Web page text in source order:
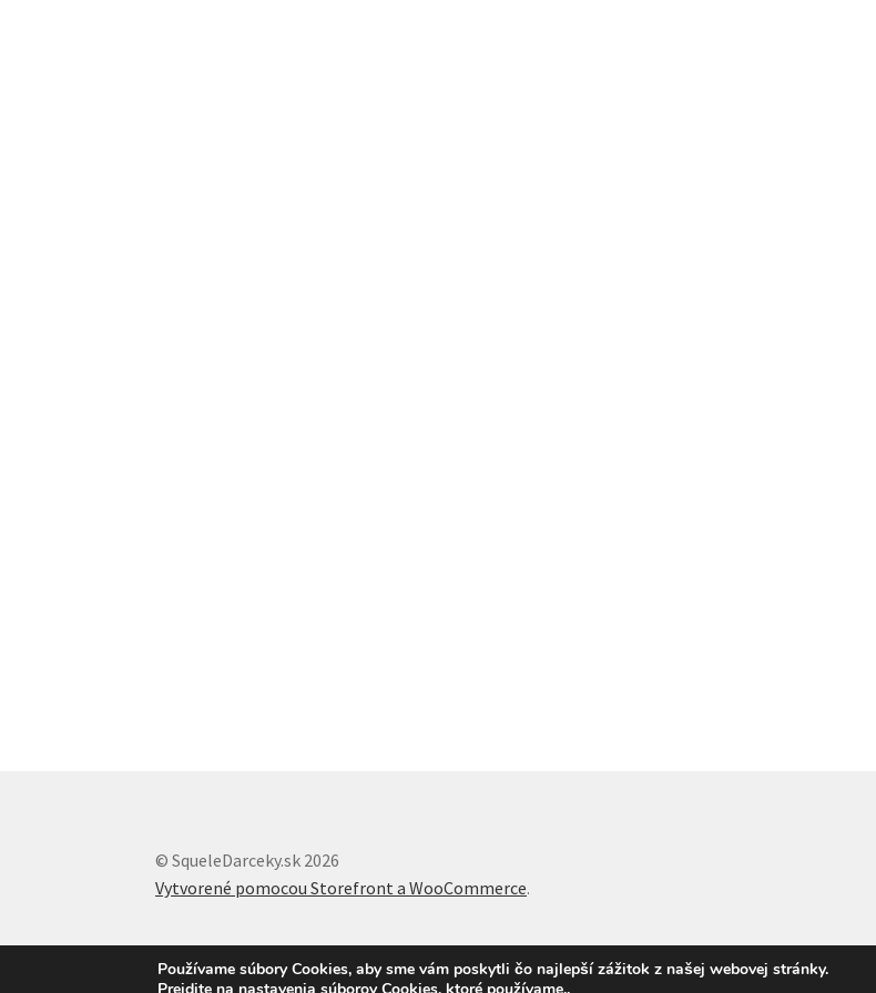
© SqueleDarceky.sk 2026
Vytvorené pomocou Storefront a WooCommerce.
Používame súbory Cookies, aby sme vám poskytli čo najlepší zážitok z našej webovej stránky.